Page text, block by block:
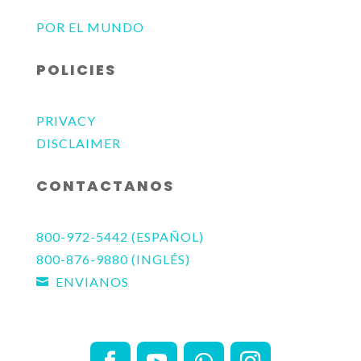
POR EL MUNDO
POLICIES
PRIVACY
DISCLAIMER
CONTACTANOS
800-972-5442 (ESPAÑOL)
800-876-9880 (INGLÉS)
 ENVIANOS